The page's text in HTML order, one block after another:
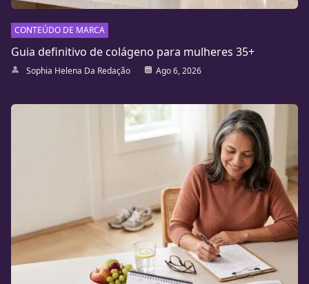
CONTEÚDO DE MARCA
Guia definitivo de colágeno para mulheres 35+
Sophia Helena Da Redação Ago 6, 2026